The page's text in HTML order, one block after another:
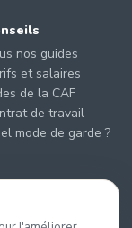
nos guides
et salaires
de la CAF
de travail
mode de garde ?